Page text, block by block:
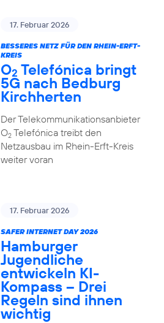
17. Februar 2026
BESSERES NETZ FÜR DEN RHEIN-ERFT-
KREIS
O2 Telefónica bringt
5G nach Bedburg
Kirchherten
Der Telekommunikationsanbieter
O2Telefónica treibt den
Netzausbau im Rhein-Erft-Kreis
weiter voran
17. Februar 2026
SAFER INTERNET DAY 2026
Hamburger
Jugendliche
entwickeln KI-
Kompass – Drei
Regeln sind ihnen
wichtig